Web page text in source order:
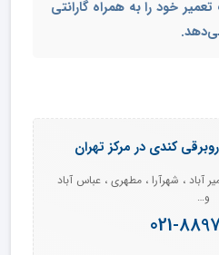
خود را به همراه گارانتی
کندی در مرکز تهران
آباد ، شهرآرا ، مطهری ، عباس آباد
و…
021-